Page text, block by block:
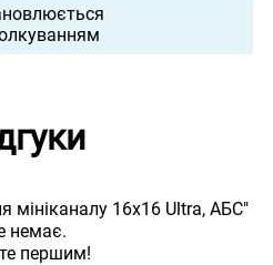
мініканалу 16х16 Ultra, АБС"
немає.
першим!